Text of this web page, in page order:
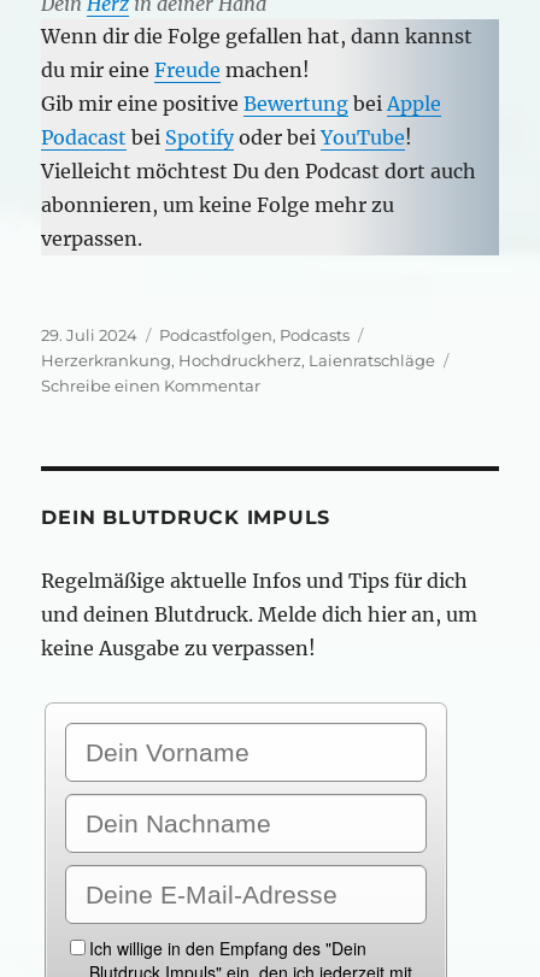
Wenn dir die Folge gefallen hat, dann kannst
du mir eineFreude machen!
Gib mir eine positiveBewertung bei Apple
Podacast bei Spotifyoder beiYouTube!
Vielleicht möchtest Du den Podcast dort auch
abonnieren, um keine Folge mehr zu
verpassen.
Veröffentlicht
am
29. Juli 2024 Kategorien
Podcastfolgen, Podcasts
Herzerkrankung, Hochdruckherz, Laienratschläge
Schreibe einen Kommentarzu
dein
DEIN BLUTDRUCK IMPULS
Regelmäßige aktuelle Infos und Tips für dich
und deinen Blutdruck. Melde dich hier an, um
keine Ausgabe zu verpassen!